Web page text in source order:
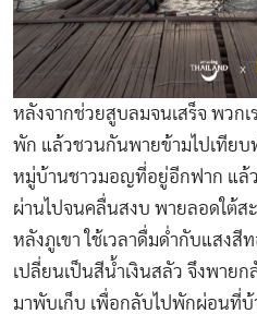
หลังจากช่วยสูบลมจนเสร็จ พวก
พัก แล้วชวนกันพายข้ามไปเทียบ
หมู่บ้านชาวมอญที่อยู่อีกฟาก แล้ว
ผ่านไปจนคลื่นสงบ พายลอดใต้
หลังภูเขา ใช้เวลาดื่มด่ำกับแสงสี
เปลี่ยนเป็นสีน้ำเงินสลัว จึงพาย
มาพับเก็บ เพื่อกลับไปพักผ่อนที่